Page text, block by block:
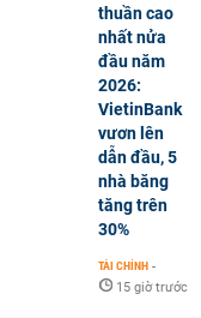
thuần cao
nhất nửa
đầu năm
2026:
VietinBank
vươn lên
dẫn đầu, 5
nhà băng
tăng trên
30%
TÀI CHÍNH -
15 giờ trước